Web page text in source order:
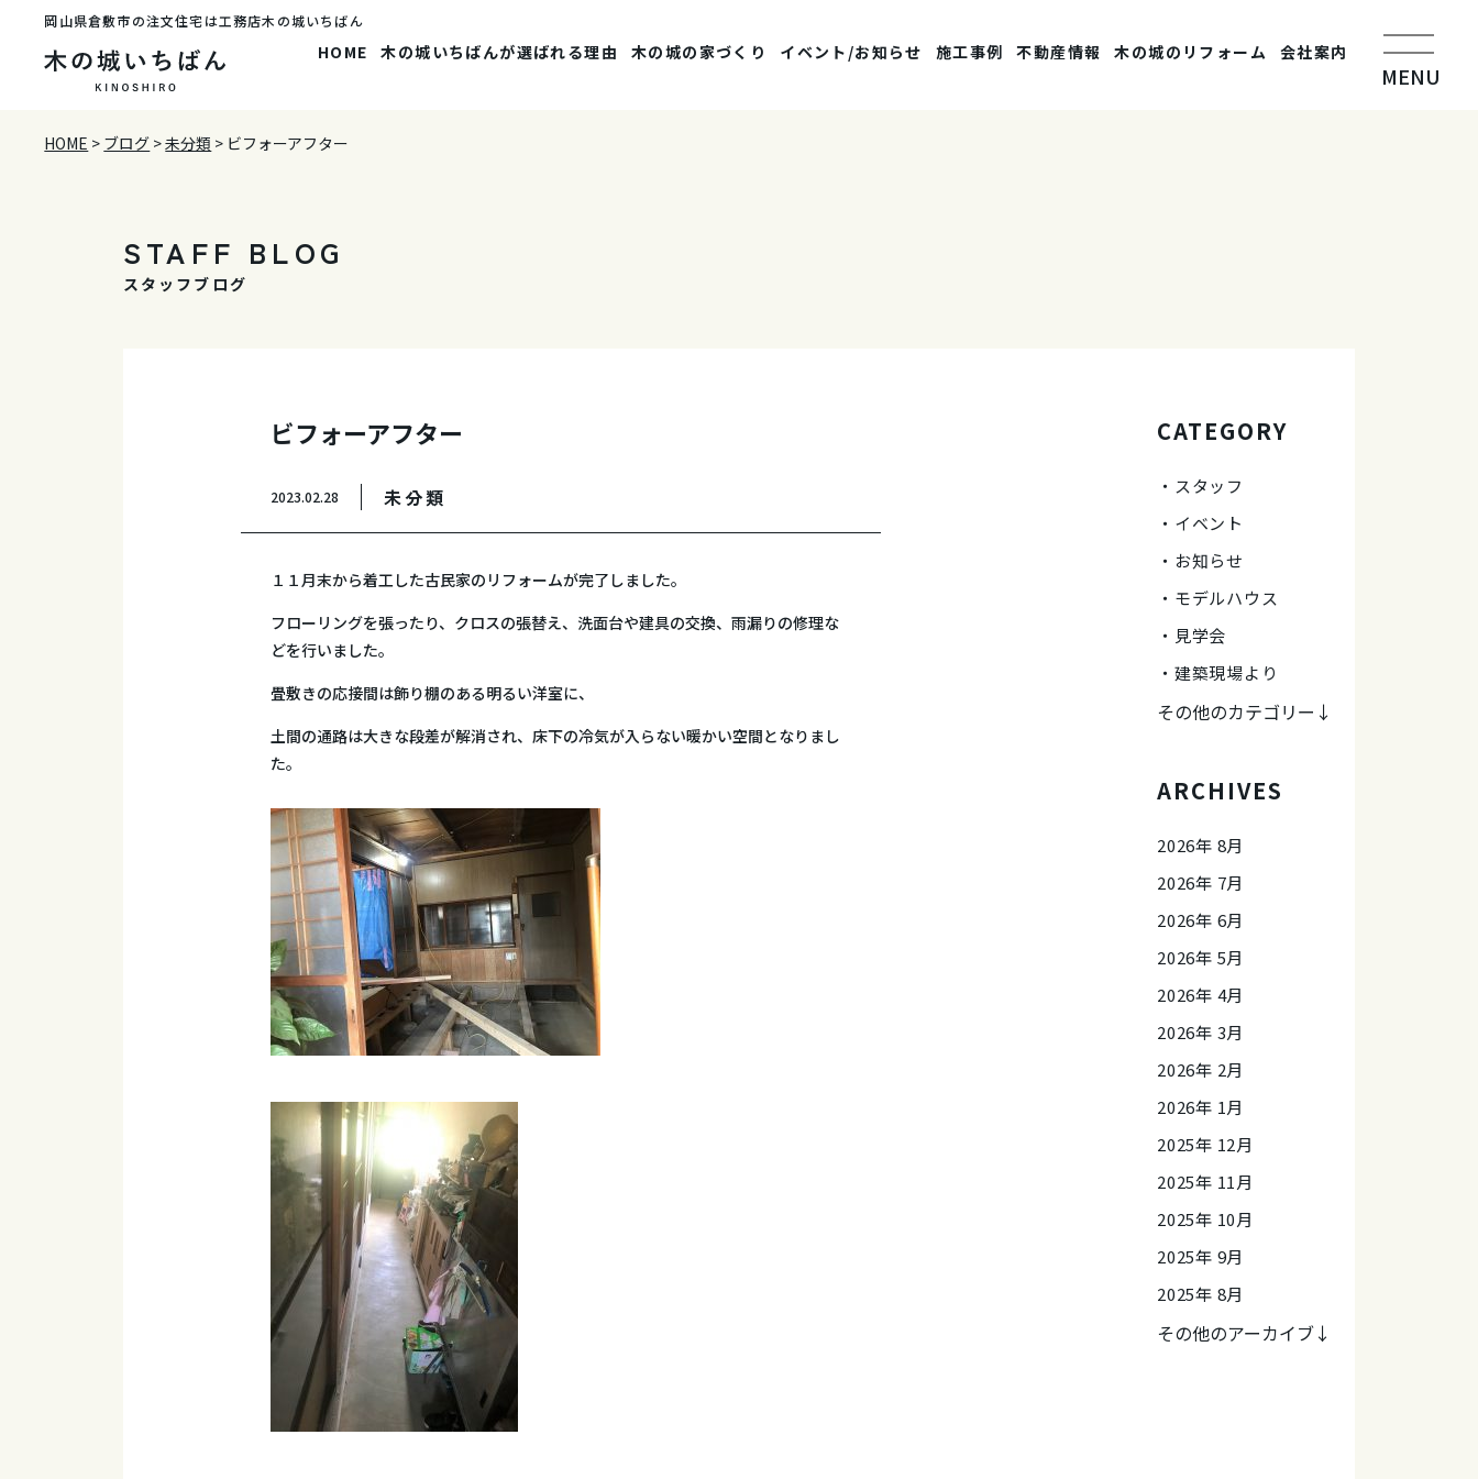
岡山県倉敷市の注文住宅は工務店木の城いちばん
HOME 木の城いちばんが選ばれる理由 木の城の家づくり イベント/お知らせ 施工事例 不動産情報 木の城のリフォーム 会社案内
MENU
HOME > ブログ >未分類 > ビフォーアフター
STAFF BLOG
スタッフブログ
ビフォーアフター
2023.02.28 未分類
１１月末から着工した古民家のリフォームが完了しました。
フローリングを張ったり、クロスの張替え、洗面台や建具の交換、雨漏りの修理な
どを行いました。
畳敷きの応接間は飾り棚のある明るい洋室に、
土間の通路は大きな段差が解消され、床下の冷気が入らない暖かい空間となりまし
た。
CATEGORY
スタッフ
イベント
お知らせ
モデルハウス
見学会
建築現場より
その他のカテゴリー↓
ARCHIVES
2026年 8月
2026年 7月
2026年 6月
2026年 5月
2026年 4月
2026年 3月
2026年 2月
2026年 1月
2025年 12月
2025年 11月
2025年 10月
2025年 9月
2025年 8月
その他のアーカイブ↓